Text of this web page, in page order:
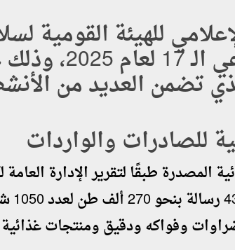
للهيئة القومية
والذي تضمن العديد من
للصادرات والواردات
المصدرة طبقًا لتقرير الإدارة